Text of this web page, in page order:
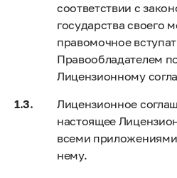
соответствии с
государства своего
правомочное
Правообладателем
Лицензионному
Лицензионное
настоящее
всеми
нему.